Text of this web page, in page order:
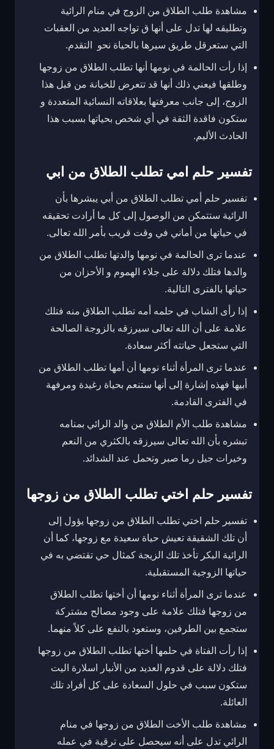
مشاهدة طلب الطلاق من الزوج في منام الرائية
وتطليقه لها تدل على أنها ق تواجه العديد من العقبات
التي ستعرقل طريق سيرها بالحياة نحو التقدم.
إذا رأت الحالمة في نومها أنها تطلب الطلاق من زوجها
وطلقها فيعني ذلك أنها قد تتعرض للخيانة من قبل هذا
الزوج، إلى جانب معرفتها بعلاقاته النسائية المتعددة و
ستكون فاقدة الثقة في أي شخص بحياتها بسبب هذا
الحادث الأليم.
تفسير حلم امي تطلب الطلاق من ابي
تفسير حلم أمي تطلب الطلاق من أبي يبشرها بأن
الرائية ستتمكن من الوصول إلى كل ما أرادت تحقيقه
في حياتها من أماني في وقت قريب بأمر الله تعالى.
عندما ترى الحالمة في نومها والدتها تطلب الطلاق من
والدها فتلك دلالة على جلاء الهموم و الأحزان من
حياتها بالفترى التالية.
إذا رأى الشاب في حلمه أمه تطلب الطلاق منه فتلك
علامة على أن الله تعالى سيرزقه بالزوجة الصالحة
التي ستجعل حياتته أكثر سعادة.
عندما ترى المرأة أثناء نومها أن أمها تطلب الطلاق من
أبيها فهذه إشارة إلى أنها ستنعم بحياة رغيدة ومرفهة
في الفترى القادمة.
مشاهدة طلب الأم الطلاق من والد الرائي بمنامه
تبشره بأن الله تعالى سيرزقه بالكثري من النعم
وخيرات جيل رما صبر وتحمل عند الشدائد.
تفسير حلم اختي تطلب الطلاق من زوجها
تفسير حلم اختي تطلب الطلاق من زوجها يؤول إلى
أن تلك الشقيقة تعيش حياة سعيدة مع زوجها، كما أن
الرائية البكر تأخذ تلك الزيجة كمثال حي تقتضي به في
حياتها الزوجية المستقبلية.
عندما ترى المرأة أثناء نومها أن أختها تطلب الطلاق
من زوجها فتلك علامة على وجود مصالح مشتركة
ستجمع بين الطرفين، وستعود بالنفع على كلاً منهما.
إذا رأت الفتاة في حلمها أختها تطلب الطلاق من زوجها
فتلك دلالة على قدوم العديد من الأنبار اسلارة اليت
ستكون سبب في حلول السعادة على كل أفراد تلك
العائلة.
مشاهدة طلب الأخت الطلاق من زوجها في منام
الرائي تدل على أنه سيحصل على ترقية في عمله